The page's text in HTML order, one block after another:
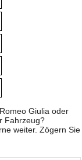
Giulia oder
Fahrzeug?
weiter. Zögern Sie